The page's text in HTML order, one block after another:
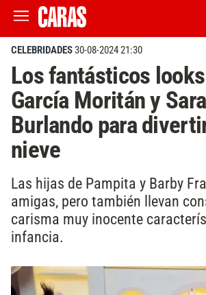
CELEBRIDADES30-08-2024 21:30
Los fantásticos
García Moritán y
Burlando para
nieve
Las hijas de Pampita y Barby
amigas, pero también llevan
carisma muy inocente
infancia.